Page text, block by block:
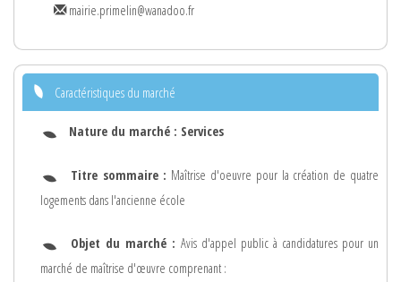
mairie.primelin@wanadoo.fr
Caractéristiques du marché
Nature du marché : Services
Titre sommaire : Maîtrise d'oeuvre pour la création de quatre
logements dans l'ancienne école
Objet du marché : Avis d'appel public à candidatures pour un
marché de maîtrise d'œuvre comprenant :